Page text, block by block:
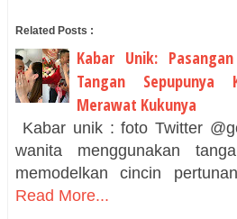
Related Posts :
Kabar Unik:
Tangan Sepupunya
Merawat Kukunya
Kabar unik : foto Twitter
wanita menggunakan
memodelkan cincin
Read More...